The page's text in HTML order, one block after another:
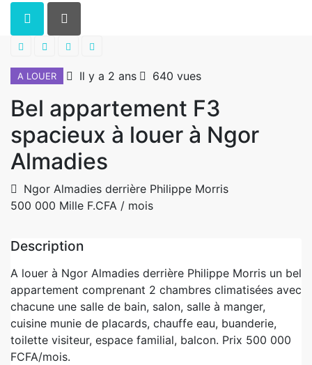
A LOUER Il y a 2 ans 640 vues
Bel appartement F3
spacieux à louer à Ngor
Almadies
Ngor Almadies derrière Philippe Morris
500 000 Mille F.CFA / mois
Description
A louer à Ngor Almadies derrière Philippe Morris un bel
appartement comprenant 2 chambres climatisées avec
chacune une salle de bain, salon, salle à manger,
cuisine munie de placards, chauffe eau, buanderie,
toilette visiteur, espace familial, balcon. Prix 500 000
FCFA/mois.